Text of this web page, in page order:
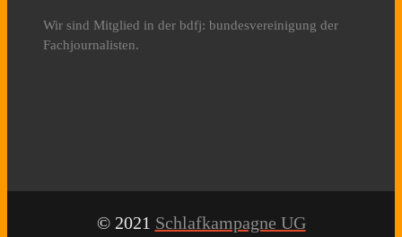
Wir sind Mitglied in der bdfj: bundesvereinigung der
Fachjournalisten.
© 2021 Schlafkampagne UG